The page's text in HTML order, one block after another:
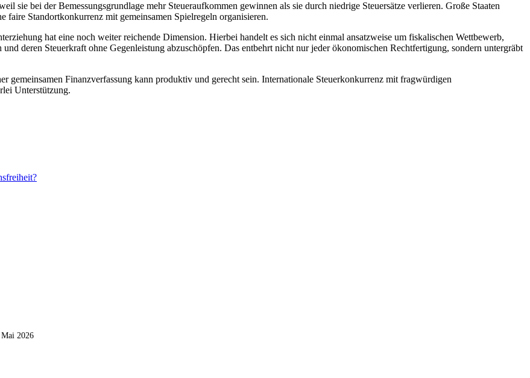
sie bei der Bemessungsgrundlage mehr Steueraufkommen gewinnen als sie durch niedrige Steuersätze verlieren. Große Staaten
faire Standortkonkurrenz mit gemeinsamen Spielregeln organisieren.
hat eine noch weiter reichende Dimension. Hierbei handelt es sich nicht einmal ansatzweise um fiskalischen Wettbewerb,
deren Steuerkraft ohne Gegenleistung abzuschöpfen. Das entbehrt nicht nur jeder ökonomischen Rechtfertigung, sondern untergräbt
gemeinsamen Finanzverfassung kann produktiv und gerecht sein. Internationale Steuerkonkurrenz mit fragwürdigen
Unterstützung.
2026